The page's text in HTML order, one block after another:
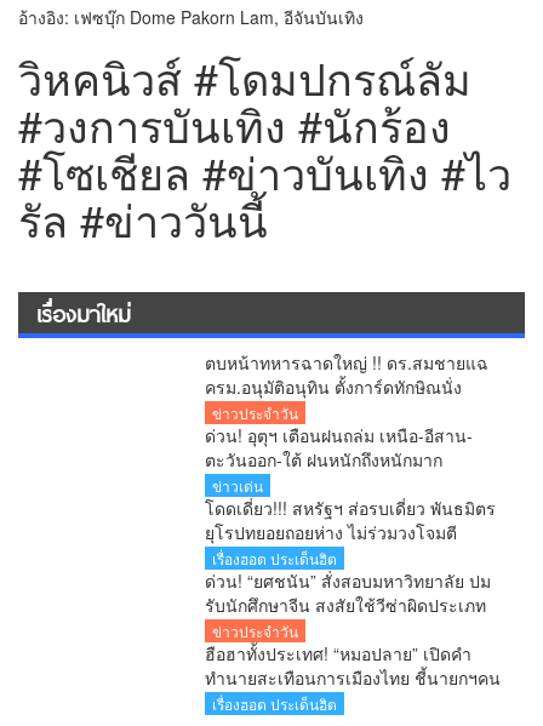
อ้างอิง: เฟซบุ๊ก Dome Pakorn Lam, อีจันบันเทิง
วิหคนิวส์ #โดมปกรณ์ลัม
#วงการบันเทิง #นักร้อง
#โซเชียล #ข่าวบันเทิง #ไว
รัล #ข่าววันนี้
เรื่องมาใหม่
ตบหน้าทหารฉาดใหญ่ !! ดร.สมชายแฉ
ครม.อนุมัติอนุทิน ตั้งการ์ดทักษิณนั่ง
ผอ.ปฎิรูปประเทศ ระดับ C11 จับโป๊ะ
หลานทักษิณชงเอง
ข่าวประจำวัน
ด่วน! อุตุฯ เตือนฝนถล่ม เหนือ-อีสาน-
ตะวันออก-ใต้ ฝนหนักถึงหนักมาก
กทม.ฝนตก 70% คลื่นทะเลสูง
ข่าวเด่น
โดดเดี่ยว!!! สหรัฐฯ ส่อรบเดี่ยว พันธมิตร
ยุโรปทยอยถอยห่าง ไม่ร่วมวงโจมตี
อิหร่าน
เรื่องฮอต ประเด็นฮิต
ด่วน! “ยศชนัน” สั่งสอบมหาวิทยาลัย ปม
รับนักศึกษาจีน สงสัยใช้วีซ่าผิดประเภท
ลั่นพบจะเอาผิด
ข่าวประจำวัน
ฮือฮาทั้งประเทศ! “หมอปลาย” เปิดคำ
ทำนายสะเทือนการเมืองไทย ชี้นายกฯคน
ใหม่ หนุ่มหน้าใหม่ พรรคใหม่ โปรไฟล์
เรื่องฮอต ประเด็นฮิต